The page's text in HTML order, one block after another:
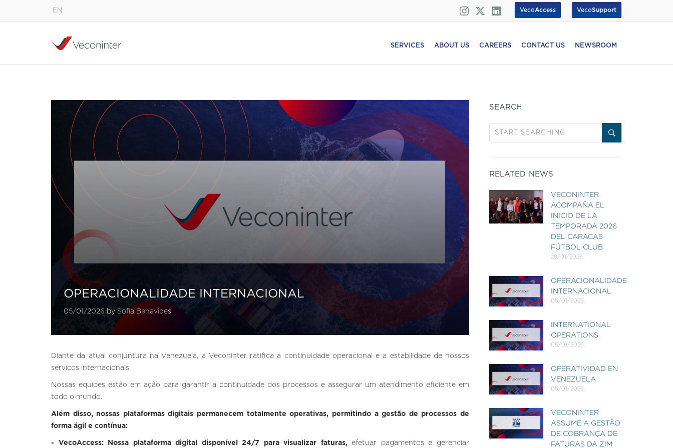
EN
Español
VecoSupport
VecoAccess
SERVICES ABOUT US CAREERS CONTACT US NEWSROOM
OPERACIONALIDADE INTERNACIONAL
05/01/2026 by Sofía Benavides
Diante da atual conjuntura na Venezuela, a Veconinter ratifica a continuidade operacional e a estabilidade de nossos
serviços internacionais.
Nossas equipes estão em ação para garantir a continuidade dos processos e assegurar um atendimento eficiente em
todo o mundo.
Além disso, nossas plataformas digitais permanecem totalmente operativas, permitindo a gestão de processos de
forma ágil e contínua:
- VecoAccess: Nossa plataforma digital disponível 24/7 para visualizar faturas,efetuar pagamentos e gerenciar
SEARCH
RELATED NEWS
VECONINTER
ACOMPAÑA EL
INICIO DE LA
TEMPORADA 2026
DEL CARACAS
FÚTBOL CLUB
29/01/2026
OPERACIONALIDADE
INTERNACIONAL
05/01/2026
INTERNATIONAL
OPERATIONS
05/01/2026
OPERATIVIDAD EN
VENEZUELA
05/01/2026
VECONINTER
ASSUME A GESTÃO
DE COBRANÇA DE
FATURAS DA ZIM